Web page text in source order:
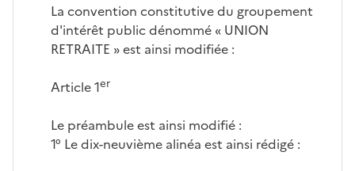
La convention constitutive du groupement
d'intérêt public dénommé « UNION
RETRAITE » est ainsi modifiée :
Article 1er
Le préambule est ainsi modifié :
1° Le dix-neuvième alinéa est ainsi rédigé :